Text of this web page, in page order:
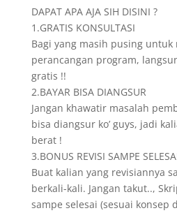
DAPAT APA AJA SIH DISINI ?
1.GRATIS KONSULTASI
Bagi yang masih pusing
perancangan program,
gratis !!
2.BAYAR BISA DIANGSUR
Jangan khawatir masalah
bisa diangsur ko’ guys, jadi
berat !
3.BONUS REVISI SAMPE
Buat kalian yang revisiannya
berkali-kali. Jangan takut..,
sampe selesai (sesuai konsep